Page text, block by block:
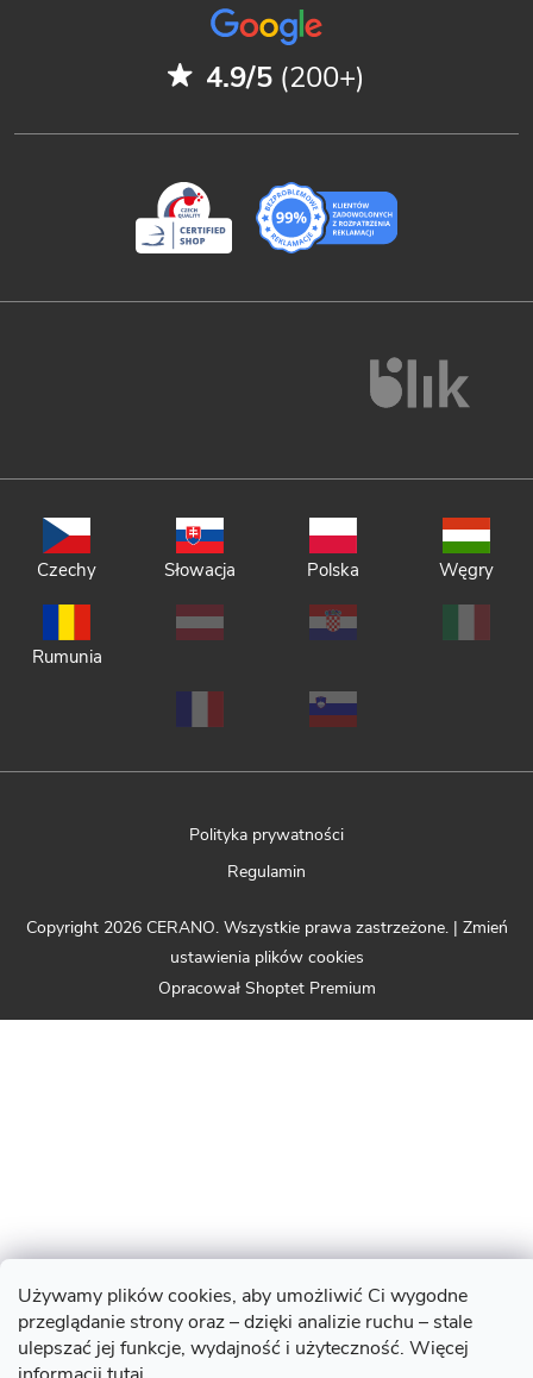
Używamy plików cookies, aby umożliwić Ci wygodne
przeglądanie strony oraz – dzięki analizie ruchu – stale
ulepszać jej funkcje, wydajność i użyteczność. Więcej
4.9/5 (200+)
Czechy Słowacja Polska Węgry
Rumunia
Polityka prywatności
Regulamin
Opracował Shoptet Premium
Copyright 2026 CERANO. Wszystkie prawa zastrzeżone. | Zmień
ustawienia plików cookies